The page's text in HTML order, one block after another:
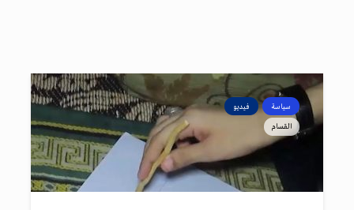
سياسة فيديو
القسام